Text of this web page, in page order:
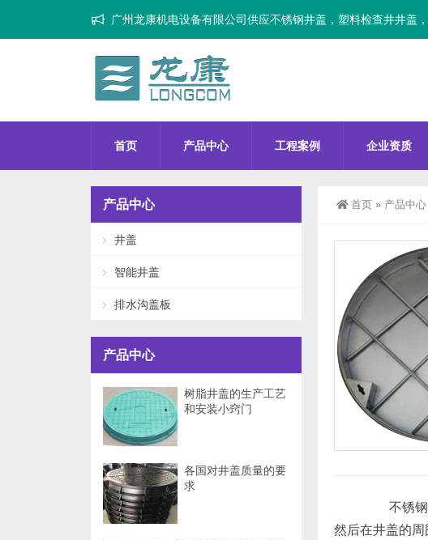
广州龙康机电设备有限公司供应不锈钢井盖，塑料检查井井盖
首页 产品中心 工程案例 企业资质
首页 » 产品中心
不锈钢隐
然后在井盖的
产品中心
井盖
智能井盖
排水沟盖板
产品中心
树脂井盖的生产工艺
和安装小窍门
各国对井盖质量的要
求